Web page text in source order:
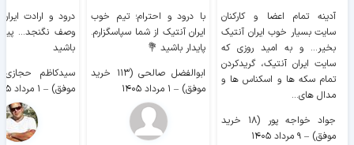
آدینه تمام اعضا و کارکنان
سایت بسیار خوب ايران آنتیک
بخیر... و به امید روزی که
سایت ايران آنتیک، گریدکردن
تمام سکه ها و اسکناس ها و
مدال های...
جواد خواجه پور (۱۸ خرید
موفق) – ۹ مرداد ۱۴۰۵
با درود و احترام؛ تیم خوب
ایران آنتیک از شما سپاسگزارم.
پایدار باشید 💐
ابوالفضل صالحی (۱۱۳ خرید
موفق) – ۱ مرداد ۱۴۰۵
درود و ارادت
وصف نگنجد...
باشید
موفق) – ۱ مرداد ۱۴۰۵